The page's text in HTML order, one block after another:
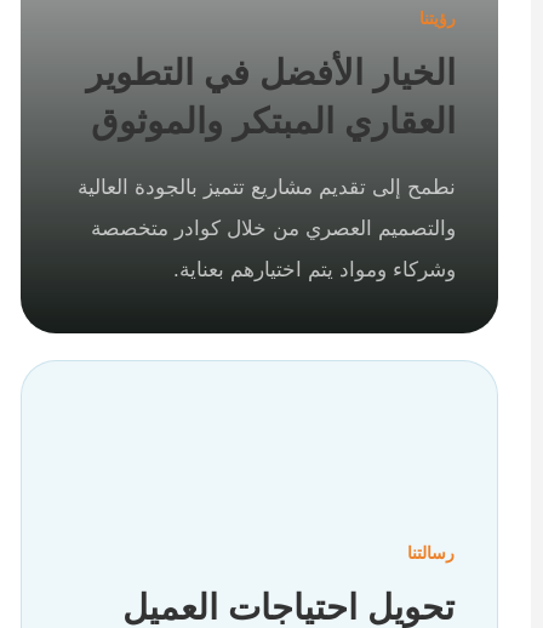
رؤيتنا
الخيار الأفضل في التطوير
العقاري المبتكر والموثوق
نطمح إلى تقديم مشاريع تتميز بالجودة العالية
والتصميم العصري من خلال كوادر متخصصة
وشركاء ومواد يتم اختيارهم بعناية.
رسالتنا
تحويل احتياجات العميل